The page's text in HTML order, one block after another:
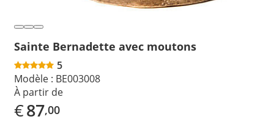
Sainte Bernadette avec moutons
5
Modèle : BE003008
À partir de
€87,00